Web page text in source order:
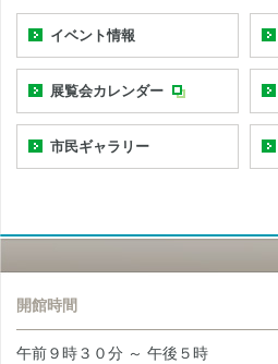
イベント情報
展覧会カレンダー
市民ギャラリー
開館時間
午前９時３０分 ～ 午後５時